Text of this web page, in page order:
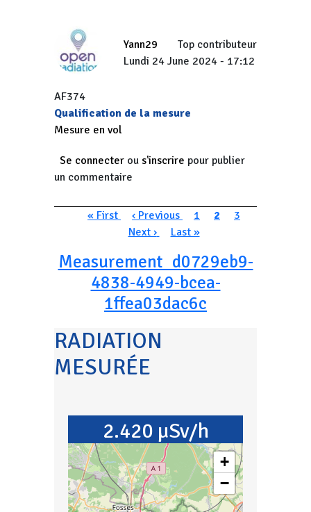
Yann29
Top contributeur
Lundi 24 June 2024 - 17:12
AF374
Qualification de la mesure
Mesure en vol
Se connecter ou s'inscrire pour publier
un commentaire
Pagination
Première page
« First Page précédente
‹ Previous Page
1 Page courante
2 Page
3
Next ›
Dernière page
Last »
Measurement_d0729eb9-
4838-4949-bcea-
1ffea03dac6c
RADIATION
MESURÉE
2.420 µSv/h
+
−